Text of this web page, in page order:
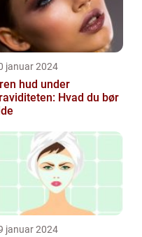
januar 2024
hud under
Hvad du bør
januar 2024